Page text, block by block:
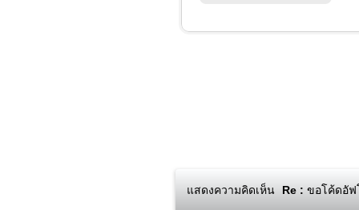
แสดงความคิดเห็น Re : ขอโค้ดอัฟ